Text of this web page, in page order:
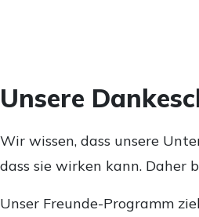
Unsere
Wir wissen, dass unsere
dass sie wirken kann. Daher
Unser Freunde-Programm